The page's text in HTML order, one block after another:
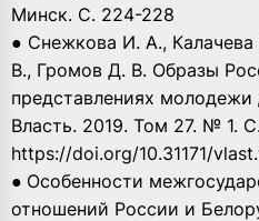
Минск. С. 224-228
● Снежкова И. А.,
В., Громов Д. В. Образы
представлениях молодежи
Власть. 2019. Том 27. № 1.
https://doi.org/10.31171/
● Особенности
отношений России и